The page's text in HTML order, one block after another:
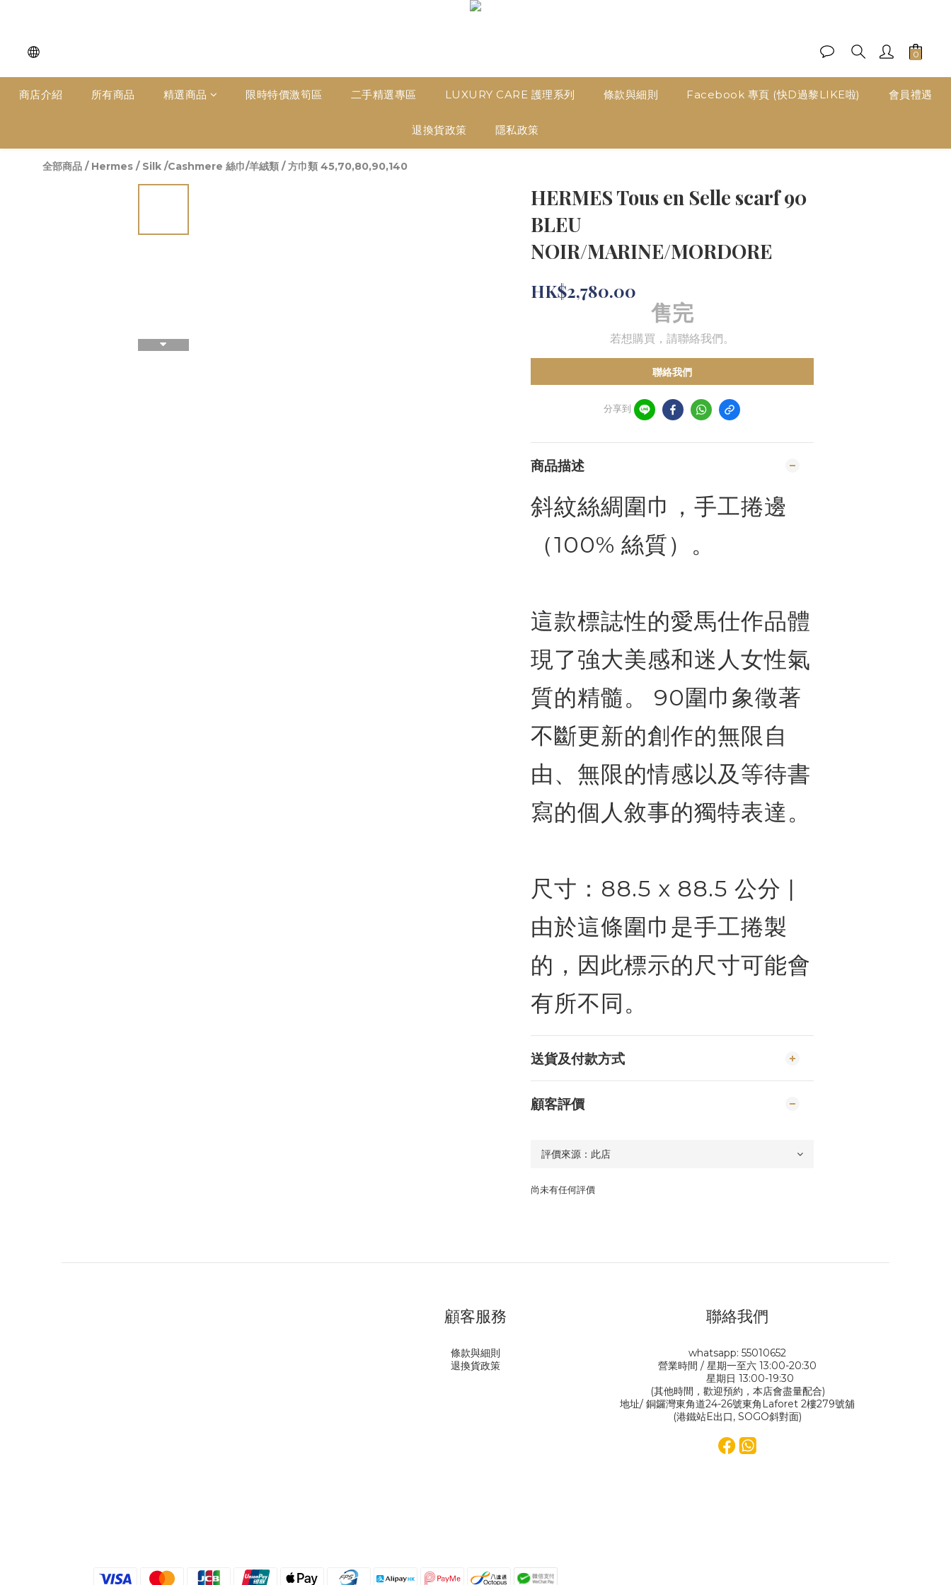
商店介紹 所有商品 精選商品 限時特價激筍區 二手精選專區 LUXURY CARE 護理系列 條款與細則 Facebook 專頁 (快D過黎LIKE啦) 會員禮遇
退換貨政策 隱私政策
全部商品 / Hermes / Silk /Cashmere 絲巾/羊絨類 /方巾類 45,70,80,90,140
HERMES Tous en Selle scarf 90
BLEU
NOIR/MARINE/MORDORE
HK$2,780.00
售完
若想購買，請聯絡我們。
聯絡我們
分享到
商品描述
斜紋絲綢圍巾，手工捲邊
（100% 絲質）。
這款標誌性的愛馬仕作品體
現了強大美感和迷人女性氣
質的精髓。 90圍巾象徵著
不斷更新的創作的無限自
由、無限的情感以及等待書
寫的個人敘事的獨特表達。
尺寸：88.5 x 88.5 公分 |
由於這條圍巾是手工捲製
的，因此標示的尺寸可能會
有所不同。
送貨及付款方式
顧客評價
尚未有任何評價
顧客服務
條款與細則
退換貨政策
聯絡我們
whatsapp: 55010652
營業時間 / 星期一至六 13:00-20:30
星期日 13:00-19:30
(其他時間，歡迎預約，本店會盡量配合)
地址/ 銅鑼灣東角道24-26號東角Laforet 2樓279號舖
(港鐵站E出口, SOGO斜對面)